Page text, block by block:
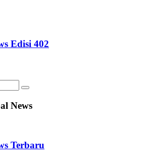
Edisi 402
Search
News
Terbaru